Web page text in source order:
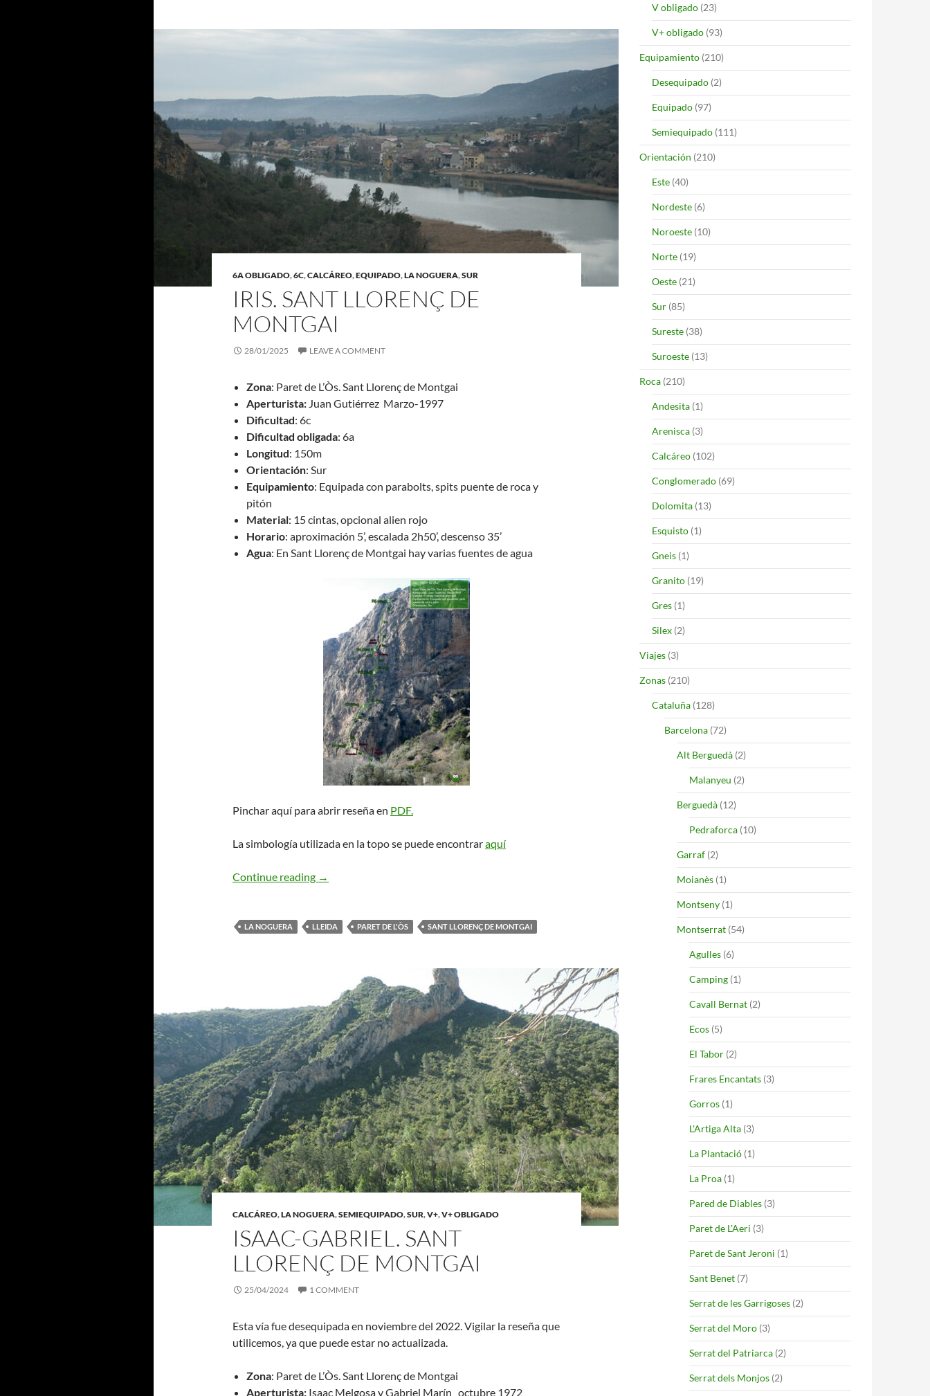
6A OBLIGADO,6C,CALCÁREO,EQUIPADO,LA NOGUERA,SUR
IRIS. SANT LLORENÇ DE
MONTGAI
28/01/2025 LEAVE A COMMENT
Zona: Paret de L’Òs. Sant Llorenç de Montgai
Aperturista: Juan Gutiérrez Marzo-1997
Dificultad: 6c
Dificultad obligada: 6a
Longitud: 150m
Orientación: Sur
Equipamiento: Equipada con parabolts, spits puente de roca y
pitón
Material: 15 cintas, opcional alien rojo
Horario: aproximación 5’, escalada 2h50’, descenso 35’
Agua: En Sant Llorenç de Montgai hay varias fuentes de agua
Pinchar aquí para abrir reseña en PDF.
La simbología utilizada en la topo se puede encontraraquí
Continue reading Iris. Sant Llorenç de Montgai
→
LA NOGUERA LLEIDA PARET DE L'ÒS SANT LLORENÇ DE MONTGAI
CALCÁREO,LA NOGUERA,SEMIEQUIPADO,SUR,V+,V+ OBLIGADO
ISAAC-GABRIEL. SANT
LLORENÇ DE MONTGAI
25/04/2024 1 COMMENT
Esta vía fue desequipada en noviembre del 2022. Vigilar la reseña que
utilicemos, ya que puede estar no actualizada.
Zona: Paret de L’Òs. Sant Llorenç de Montgai
Aperturista: Isaac Melgosa y Gabriel Marín octubre 1972
V obligado (23)
V+ obligado (93)
Equipamiento (210)
Desequipado (2)
Equipado (97)
Semiequipado (111)
Orientación (210)
Este (40)
Nordeste (6)
Noroeste (10)
Norte (19)
Oeste (21)
Sur (85)
Sureste (38)
Suroeste (13)
Roca (210)
Andesita (1)
Arenisca (3)
Calcáreo (102)
Conglomerado (69)
Dolomita (13)
Esquisto (1)
Gneis (1)
Granito (19)
Gres (1)
Silex (2)
Viajes (3)
Zonas (210)
Cataluña (128)
Barcelona (72)
Alt Berguedà (2)
Malanyeu (2)
Berguedà (12)
Pedraforca (10)
Garraf (2)
Moianès (1)
Montseny (1)
Montserrat (54)
Agulles (6)
Camping (1)
Cavall Bernat (2)
Ecos (5)
El Tabor (2)
Frares Encantats (3)
Gorros (1)
L'Artiga Alta (3)
La Plantació (1)
La Proa (1)
Pared de Diables (3)
Paret de L'Aeri (3)
Paret de Sant Jeroni (1)
Sant Benet (7)
Serrat de les Garrigoses (2)
Serrat del Moro (3)
Serrat del Patriarca (2)
Serrat dels Monjos (2)